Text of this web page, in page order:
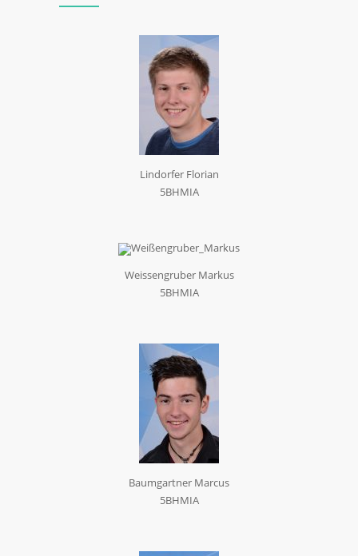
Lindorfer Florian
5BHMIA
Weissengruber Markus
5BHMIA
Baumgartner Marcus
5BHMIA